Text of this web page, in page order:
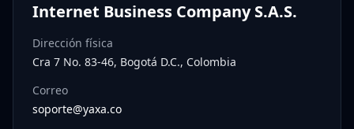
Internet Business Company S.A.S.
Dirección física
Cra 7 No. 83-46, Bogotá D.C., Colombia
Correo
soporte@yaxa.co